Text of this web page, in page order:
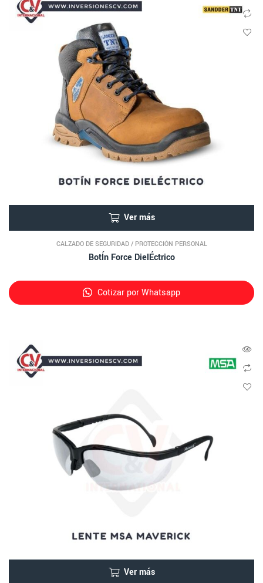
Ver más
CALZADO DE SEGURIDAD/ PROTECCIÓN PERSONAL
BotÍn Force DielÉctrico
Cotizar por Whatsapp
Ver más